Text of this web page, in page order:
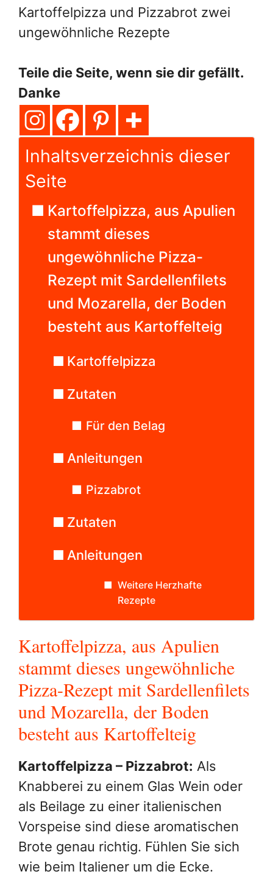
Kartoffelpizza und Pizzabrot zwei
ungewöhnliche Rezepte
Teile die Seite, wenn sie dir gefällt.
Danke
Inhaltsverzeichnis dieser
Seite
Kartoffelpizza, aus Apulien
stammt dieses
ungewöhnliche Pizza-
Rezept mit Sardellenfilets
und Mozarella, der Boden
besteht aus Kartoffelteig
Kartoffelpizza
Zutaten
Für den Belag
Anleitungen
Pizzabrot
Zutaten
Anleitungen
Weitere Herzhafte
Rezepte
Kartoffelpizza, aus Apulien
stammt dieses ungewöhnliche
Pizza-Rezept mit Sardellenfilets
und Mozarella, der Boden
besteht aus Kartoffelteig
Kartoffelpizza – Pizzabrot: Als
Knabberei zu einem Glas Wein oder
als Beilage zu einer italienischen
Vorspeise sind diese aromatischen
Brote genau richtig. Fühlen Sie sich
wie beim Italiener um die Ecke.